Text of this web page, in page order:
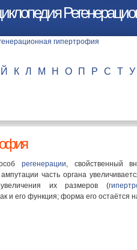
Й К Л М Н О П Р С Т У
регенерации, свойственный
часть органа
их размеров (
и его функция; форма его остаётся